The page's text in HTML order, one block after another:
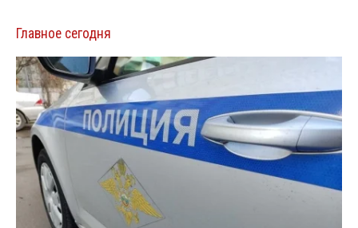
Главное сегодня